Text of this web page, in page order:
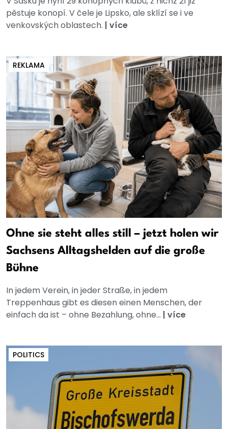
pěstuje konopí. V čele je Lipsko, ale sklízí se i ve
venkovských oblastech. | více
REKLAMA
Ohne sie steht alles still – jetzt holen wir
Sachsens Alltagshelden auf die große
Bühne
In jedem Verein, in jeder Straße, in jedem
Treppenhaus gibt es diesen einen Menschen, der
einfach da ist – ohne Bezahlung, ohne... | více
POLITICS